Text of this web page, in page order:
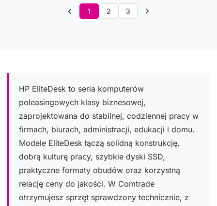
1 2 3
HP EliteDesk to seria komputerów
poleasingowych klasy biznesowej,
zaprojektowana do stabilnej, codziennej pracy w
firmach, biurach, administracji, edukacji i domu.
Modele EliteDesk łączą solidną konstrukcję,
dobrą kulturę pracy, szybkie dyski SSD,
praktyczne formaty obudów oraz korzystną
relację ceny do jakości. W Comtrade
otrzymujesz sprzęt sprawdzony technicznie, z